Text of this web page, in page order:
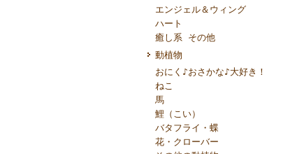
エンジェル＆ウィング
ハート
癒し系 その他
動植物
おにく♪おさかな♪大好き！
ねこ
馬
鯉（こい）
バタフライ・蝶
花・クローバー